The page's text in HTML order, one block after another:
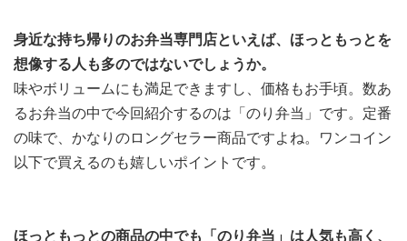
身近な持ち帰りのお弁当専門店といえば、ほっともっとを
想像する人も多のではないでしょうか。
味やボリュームにも満足できますし、価格もお手頃。数あ
るお弁当の中で今回紹介するのは「のり弁当」です。定番
の味で、かなりのロングセラー商品ですよね。ワンコイン
以下で買えるのも嬉しいポイントです。
ほっともっとの商品の中でも「のり弁当」は人気も高く、